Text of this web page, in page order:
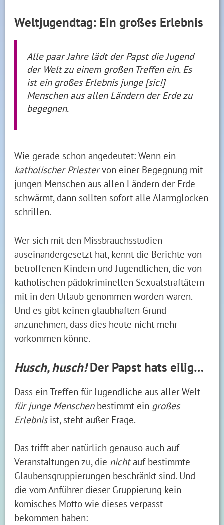
Weltjugendtag: Ein großes Erlebnis
Alle paar Jahre lädt der Papst die Jugend
der Welt zu einem großen Treffen ein. Es
ist ein großes Erlebnis junge [sic!]
Menschen aus allen Ländern der Erde zu
begegnen.
Wie gerade schon angedeutet: Wenn ein
katholischer Priestervon einer Begegnung mit
jungen Menschen aus allen Ländern der Erde
schwärmt, dann sollten sofort alle Alarmglocken
schrillen.
Wer sich mit den Missbrauchsstudien
auseinandergesetzt hat, kennt die Berichte von
betroffenen Kindern und Jugendlichen, die von
katholischen pädokriminellen Sexualstraftätern
mit in den Urlaub genommen worden waren.
Und es gibt keinen glaubhaften Grund
anzunehmen, dass dies heute nicht mehr
vorkommen könne.
Husch, husch!Der Papst hats eilig…
Dass ein Treffen für Jugendliche aus aller Welt
für junge Menschen bestimmt ein großes
Erlebnis ist, steht außer Frage.
Das trifft aber natürlich genauso auch auf
Veranstaltungen zu, die nichtauf bestimmte
Glaubensgruppierungen beschränkt sind. Und
die vom Anführer dieser Gruppierung kein
komisches Motto wie dieses verpasst
bekommen haben: